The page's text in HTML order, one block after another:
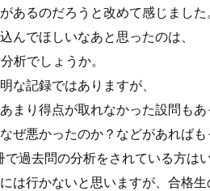
あるのだろうと改めて感じました
んでほしいなあと思ったのは、
析でしょうか。
な記録ではありますが、
まり得点が取れなかった設問もあ
ぜ悪かったのか？などがあればも
で過去問の分析をされている方は
は行かないと思いますが、合格生